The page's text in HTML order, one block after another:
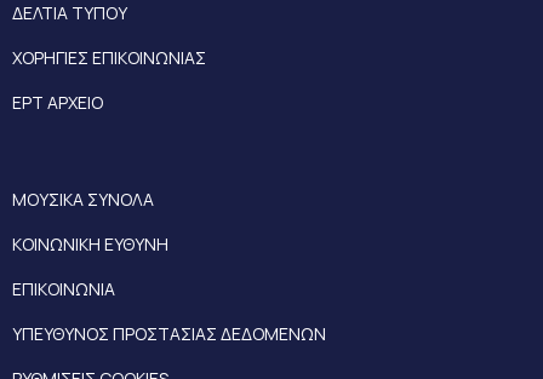
ΔΕΛΤΙΑ ΤΥΠΟΥ
ΧΟΡΗΓΙΕΣ ΕΠΙΚΟΙΝΩΝΙΑΣ
ΕΡΤ ΑΡΧΕΙΟ
ΜΟΥΣΙΚΑ ΣΥΝΟΛΑ
ΚΟΙΝΩΝΙΚΗ ΕΥΘΥΝΗ
ΕΠΙΚΟΙΝΩΝΙΑ
ΥΠΕΥΘΥΝΟΣ ΠΡΟΣΤΑΣΙΑΣ ΔΕΔΟΜΕΝΩΝ